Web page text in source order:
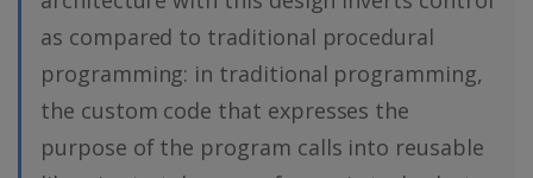
as compared to traditional procedural
programming: in traditional programming,
the custom code that expresses the
purpose of the program calls into reusable